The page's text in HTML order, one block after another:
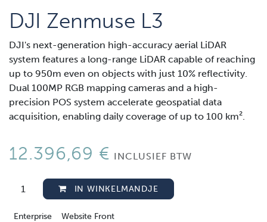
DJI Zenmuse L3
DJI's next-generation high-accuracy aerial LiDAR
system features a long-range LiDAR capable of reaching
up to 950m even on objects with just 10% reflectivity.
Dual 100MP RGB mapping cameras and a high-
precision POS system accelerate geospatial data
acquisition, enabling daily coverage of up to 100 km².
12.396,69 € INCLUSIEF BTW
IN WINKELMANDJE
Enterprise Website Front